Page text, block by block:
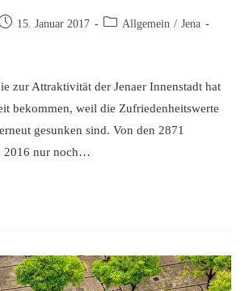
15. Januar 2017
Beitrags-
Allgemein / Jena
zur Attraktivität der Jenaer Innenstadt hat
bekommen, weil die Zufriedenheitswerte
gesunken sind. Von den 2871
2016 nur noch…